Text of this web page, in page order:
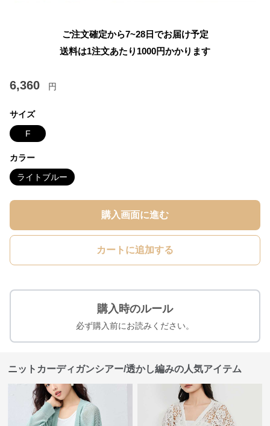
ご注文確定から7~28日でお届け予定
送料は1注文あたり 1000円かかります
6,360 円
サイズ
F
カラー
ライトブルー
購入画面に進む
カートに追加する
購入時のルール
必ず購入前にお読みください。
ニットカーディガンシアー/透かし編みの人気アイテム